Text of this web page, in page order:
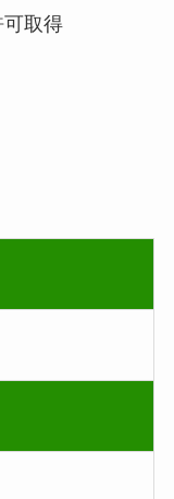
取得